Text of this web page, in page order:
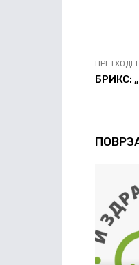
БРИКС: